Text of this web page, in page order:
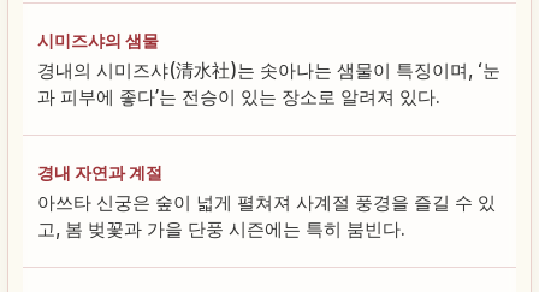
시미즈샤의 샘물
경내의 시미즈샤(清水社)는 솟아나는 샘물이 특징이며, ‘눈
과 피부에 좋다’는 전승이 있는 장소로 알려져 있다.
경내 자연과 계절
아쓰타 신궁은 숲이 넓게 펼쳐져 사계절 풍경을 즐길 수 있
고, 봄 벚꽃과 가을 단풍 시즌에는 특히 붐빈다.